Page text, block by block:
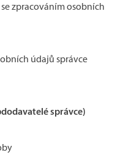
zpracováním osobních
údajů správce
správce)